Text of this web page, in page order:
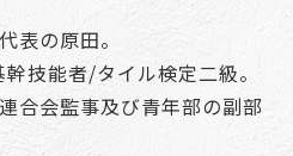
表の原田。
技能者/タイル検定二級。
合会監事及び青年部の副部